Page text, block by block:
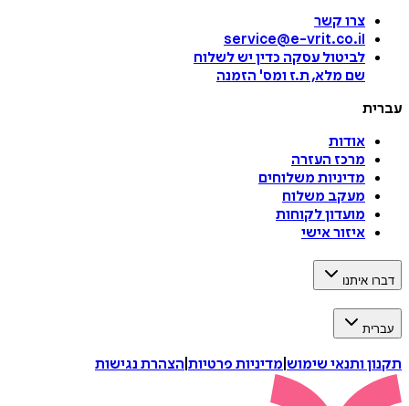
צרו קשר
service@e-vrit.co.il
לביטול עסקה כדין יש לשלוח
שם מלא, ת.ז ומס' הזמנה
עברית
אודות
מרכז העזרה
מדיניות משלוחים
מעקב משלוח
מועדון לקוחות
איזור אישי
דברו איתנו
עברית
תקנון ותנאי שימוש מדיניות פרטיות הצהרת נגישות